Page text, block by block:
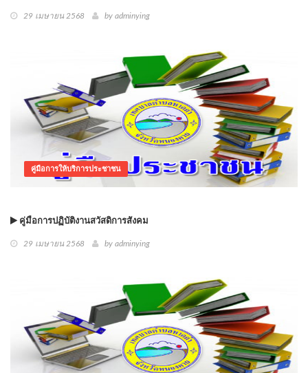
29 เมษายน 2568 by adminying
คู่มือการให้บริการประชาชน
คู่มือการปฏิบัติงานสวัสดิการสังคม
29 เมษายน 2568 by adminying